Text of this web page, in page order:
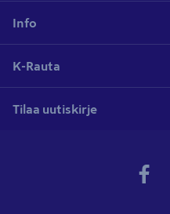
Info
K-Rauta
Tilaa uutiskirje